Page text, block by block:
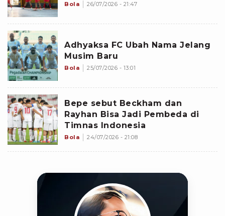
Bola 26/07/2026 - 21:47
Adhyaksa FC Ubah Nama Jelang
Musim Baru
Bola 25/07/2026 - 13:01
Bepe sebut Beckham dan
Rayhan Bisa Jadi Pembeda di
Timnas Indonesia
Bola 24/07/2026 - 21:08